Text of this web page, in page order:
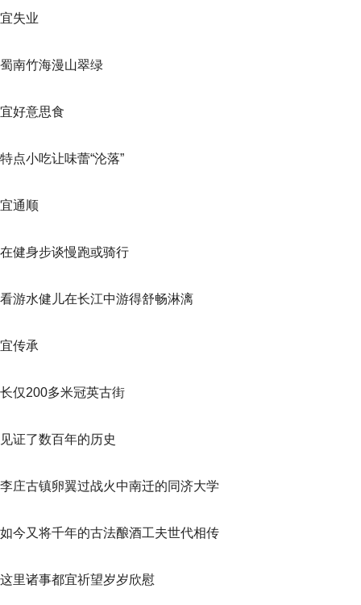
宜失业
蜀南竹海漫山翠绿
宜好意思食
特点小吃让味蕾“沦落”
宜通顺
在健身步谈慢跑或骑行
看游水健儿在长江中游得舒畅淋漓
宜传承
长仅200多米冠英古街
见证了数百年的历史
李庄古镇卵翼过战火中南迁的同济大学
如今又将千年的古法酿酒工夫世代相传
这里诸事都宜祈望岁岁欣慰